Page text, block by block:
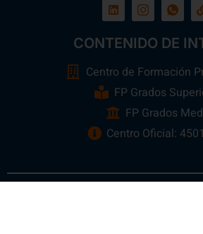
CONTENIDO DE
Centro de Formación
FP Grados
FP Grados
Centro Oficial: